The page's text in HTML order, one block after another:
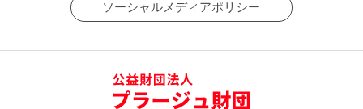
ソーシャルメディアポリシー